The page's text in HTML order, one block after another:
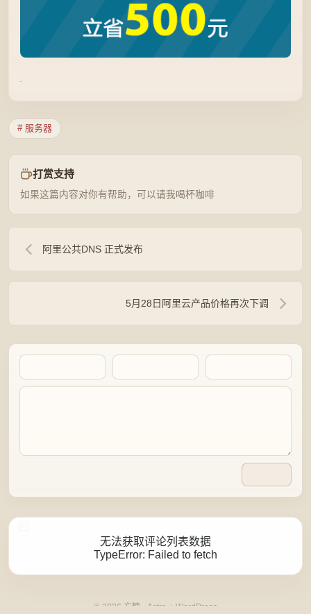
# 服务器
打赏支持
如果这篇内容对你有帮助，可以请我喝杯咖啡
阿里公共DNS 正式发布
5月28日阿里云产品价格再次下调
无法获取评论列表数据
TypeError: Failed to fetch
© 2026 方糖 · Astro + WordPress